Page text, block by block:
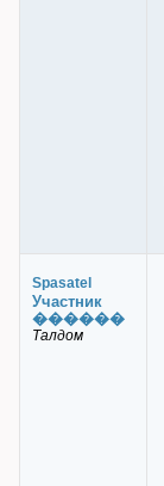
Spasatel
Участник
������
Талдом